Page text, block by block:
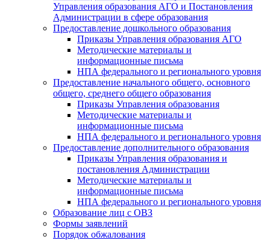
Управления образования АГО и Постановления
Администрации в сфере образования
Предоставление дошкольного образования
Приказы Управления образования АГО
Методические материалы и
информационные письма
НПА федерального и регионального уровня
Предоставление начального общего, основного
общего, среднего общего образования
Приказы Управления образования
Методические материалы и
информационные письма
НПА федерального и регионального уровня
Предоставление дополнительного образования
Приказы Управления образования и
постановления Администрации
Методические материалы и
информационные письма
НПА федерального и регионального уровня
Образование лиц с ОВЗ
Формы заявлений
Порядок обжалования